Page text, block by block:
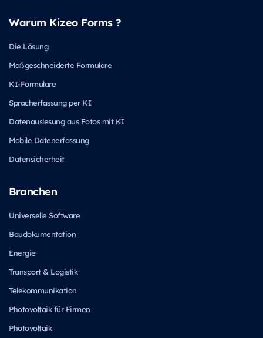
Warum Kizeo Forms ?
Die Lösung
Maßgeschneiderte Formulare
KI-Formulare
Spracherfassung per KI
Datenauslesung aus Fotos mit KI
Mobile Datenerfassung
Datensicherheit
Branchen
Universelle Software
Baudokumentation
Energie
Transport & Logistik
Telekommunikation
Photovoltaik für Firmen
Photovoltaik